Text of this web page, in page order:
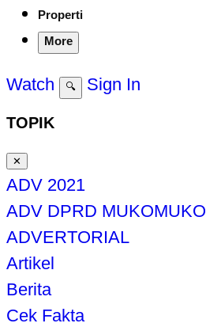
Properti
More
Watch 🔍 Sign In
TOPIK
✕
ADV 2021
ADV DPRD MUKOMUKO
ADVERTORIAL
Artikel
Berita
Cek Fakta